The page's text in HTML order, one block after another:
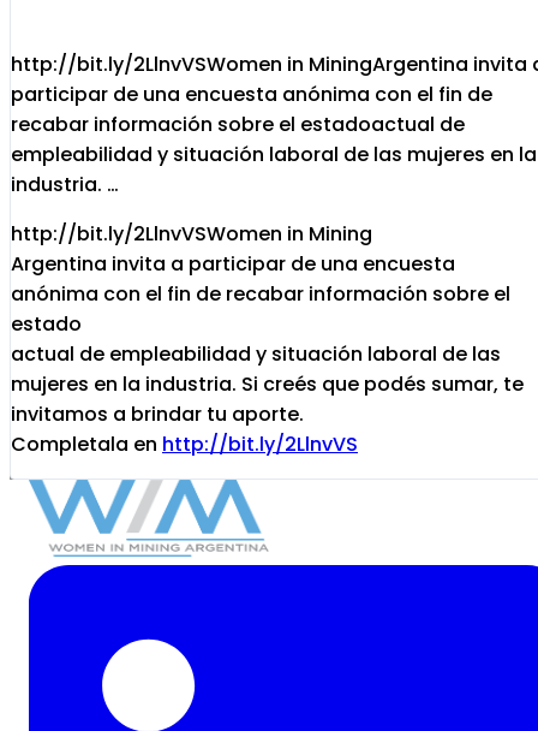
http://bit.ly/2LlnvVSWomen in MiningArgentina invita
participar de una encuesta anónima con el fin de
recabar información sobre el estadoactual de
empleabilidad y situación laboral de las mujeres en la
industria. …
http://bit.ly/2LlnvVSWomen in Mining
Argentina invita a participar de una encuesta
anónima con el fin de recabar información sobre el
estado
actual de empleabilidad y situación laboral de las
mujeres en la industria. Si creés que podés sumar, te
invitamos a brindar tu aporte.
Completala en http://bit.ly/2LlnvVS